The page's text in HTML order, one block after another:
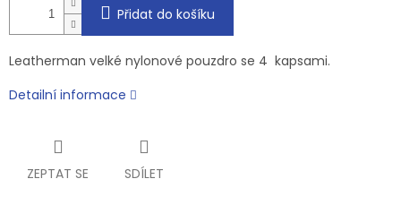
Přidat do košíku
Leatherman velké nylonové pouzdro se 4 kapsami.
Detailní informace
ZEPTAT SE SDÍLET